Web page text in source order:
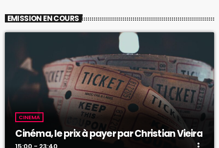
EMISSION EN COURS
CINEMA
Cinéma, le prix à payer par Christian Vieira